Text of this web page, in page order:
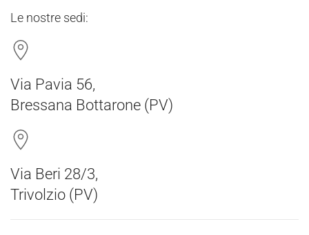
Le nostre sedi:
Via Pavia 56,
Bressana Bottarone (PV)
Via Beri 28/3,
Trivolzio (PV)